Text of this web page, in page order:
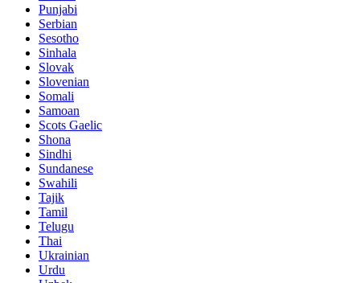
Punjabi
Serbian
Sesotho
Sinhala
Slovak
Slovenian
Somali
Samoan
Scots Gaelic
Shona
Sindhi
Sundanese
Swahili
Tajik
Tamil
Telugu
Thai
Ukrainian
Urdu